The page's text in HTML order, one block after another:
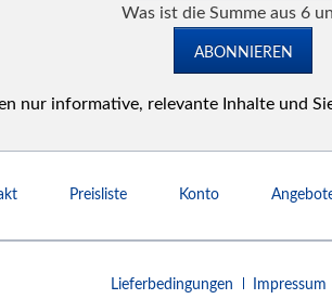
Was ist die Summe aus 6
ABONNIEREN
nur informative, relevante Inhalte und
Preisliste Konto
Navigation
Lieferbedingungen Impressum